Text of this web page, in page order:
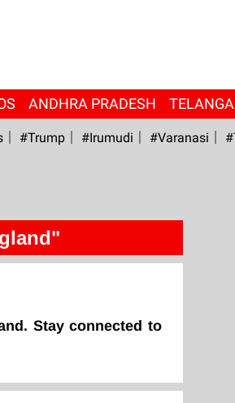
ANDHRA PRADESH
#Trump #irumudi #Varanasi
Stay connected to